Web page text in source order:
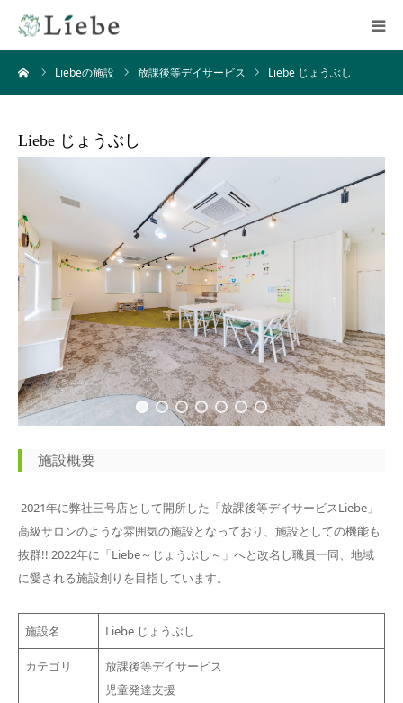
Liebeの施設 放課後等デイサービス Liebe じょうぶし
Liebe じょうぶし
施設概要
2021年に弊社三号店として開所した「放課後等デイサービスLiebe」
高級サロンのような雰囲気の施設となっており、施設としての機能も
抜群!! 2022年に「Liebe～じょうぶし～」へと改名し職員一同、地域
に愛される施設創りを目指しています。
施設名 Liebe じょうぶし
カテゴリ
放課後等デイサービス
児童発達支援
ホーム
ご利用について